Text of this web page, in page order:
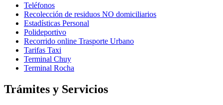
Teléfonos
Recolección de residuos NO domiciliarios
Estadísticas Personal
Polideportivo
Recorrido online Trasporte Urbano
Tarifas Taxi
Terminal Chuy
Terminal Rocha
Trámites y Servicios